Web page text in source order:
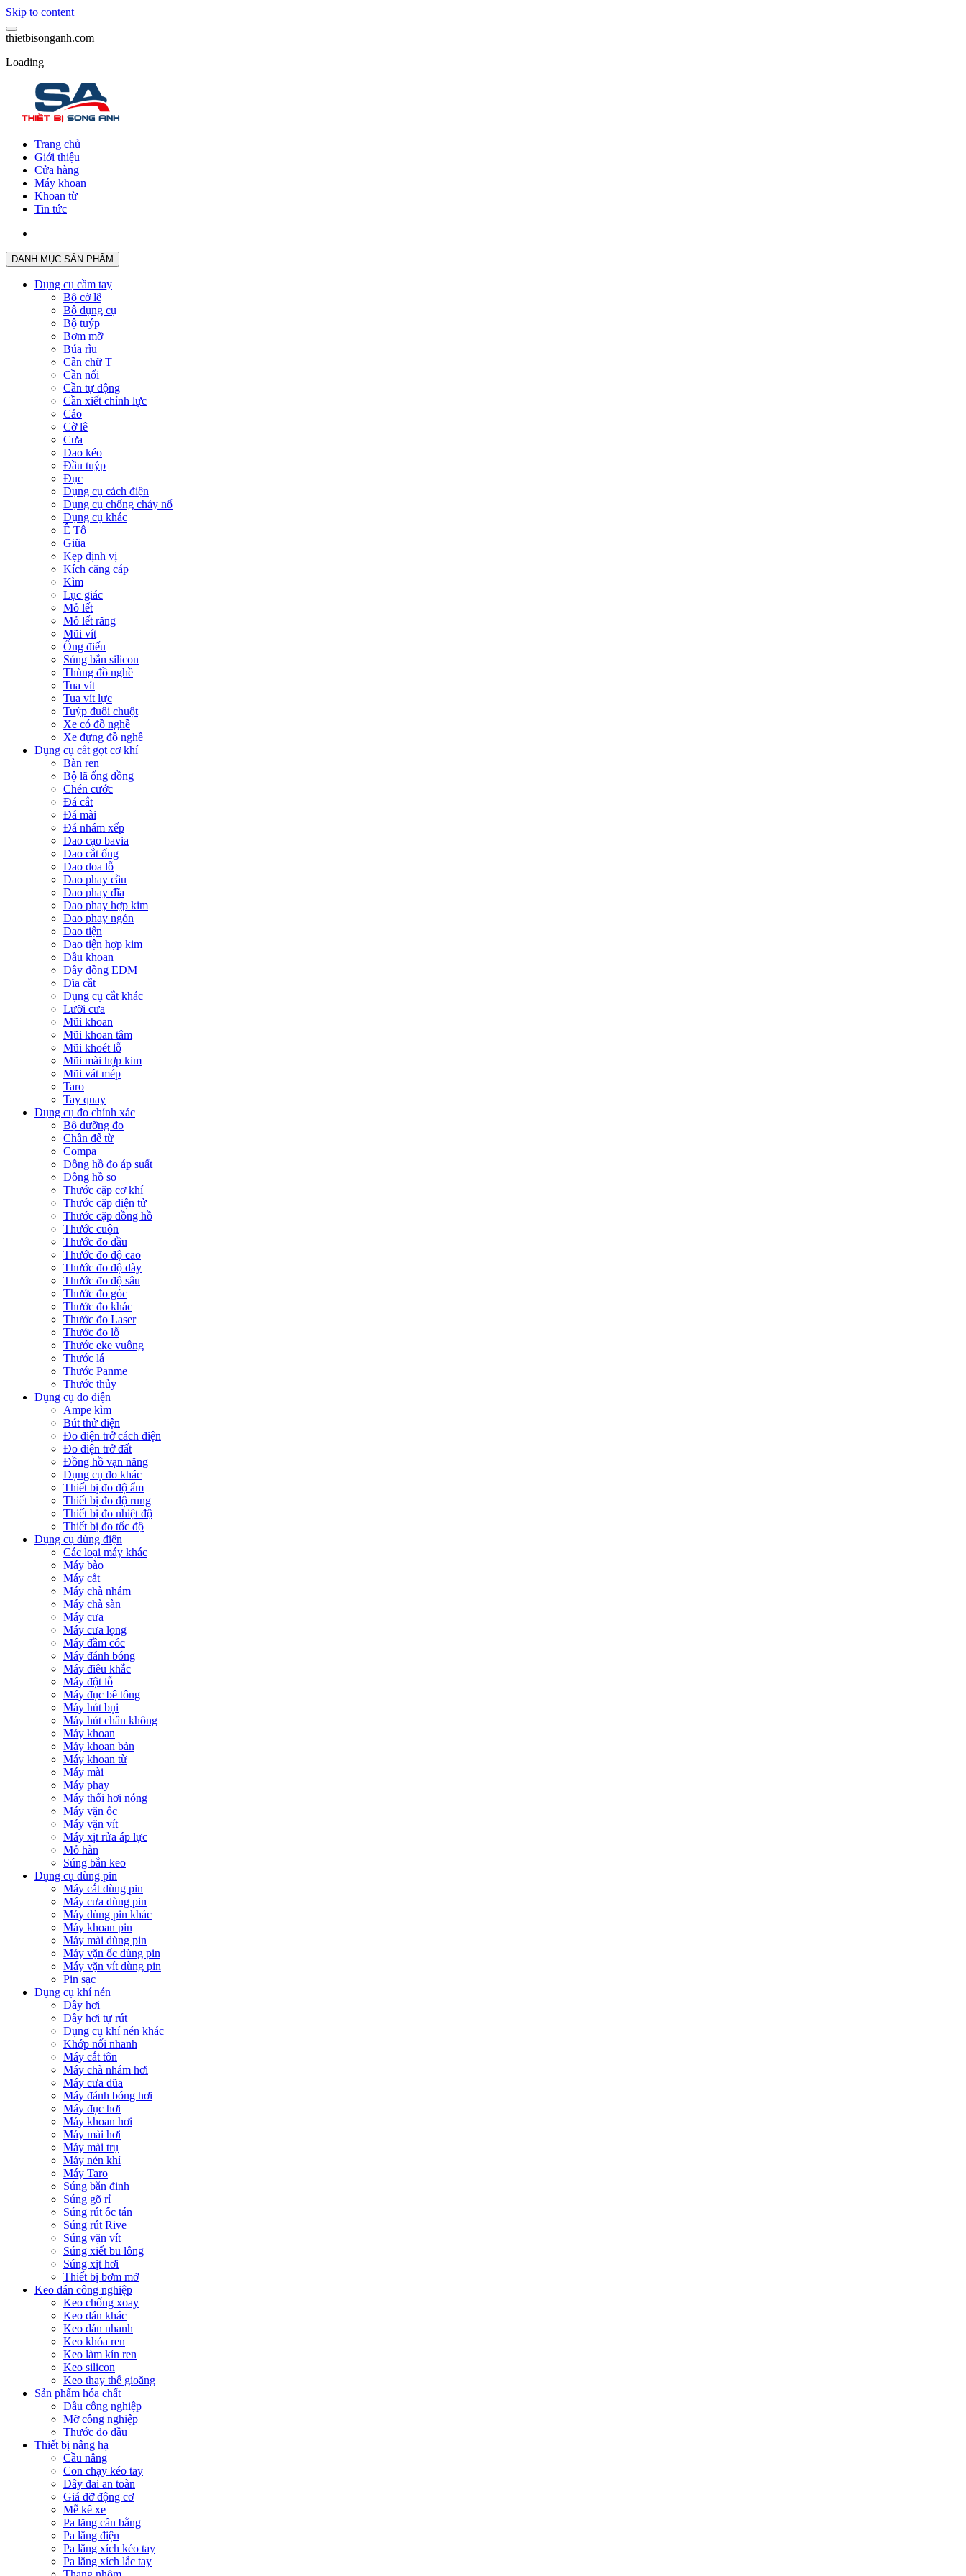
Skip to content
thietbisonganh.com
Loading
Trang chủ
Giới thiệu
Cửa hàng
Máy khoan
Khoan từ
Tin tức
DANH MỤC SẢN PHẨM
Dụng cụ cầm tay
Bộ cờ lê
Bộ dụng cụ
Bộ tuýp
Bơm mỡ
Búa rìu
Cần chữ T
Cần nối
Cần tự động
Cần xiết chỉnh lực
Cảo
Cờ lê
Cưa
Dao kéo
Đầu tuýp
Đục
Dụng cụ cách điện
Dụng cụ chống cháy nổ
Dụng cụ khác
Ê Tô
Giũa
Kẹp định vị
Kích căng cáp
Kìm
Lục giác
Mỏ lết
Mỏ lết răng
Mũi vít
Ống điếu
Súng bắn silicon
Thùng đồ nghề
Tua vít
Tua vít lực
Tuýp đuôi chuột
Xe có đồ nghề
Xe đựng đồ nghề
Dụng cụ cắt gọt cơ khí
Bàn ren
Bộ lã ống đồng
Chén cước
Đá cắt
Đá mài
Đá nhám xếp
Dao cạo bavia
Dao cắt ống
Dao doa lỗ
Dao phay cầu
Dao phay đĩa
Dao phay hợp kim
Dao phay ngón
Dao tiện
Dao tiện hợp kim
Đầu khoan
Dây đồng EDM
Đĩa cắt
Dụng cụ cắt khác
Lưỡi cưa
Mũi khoan
Mũi khoan tâm
Mũi khoét lỗ
Mũi mài hợp kim
Mũi vát mép
Taro
Tay quay
Dụng cụ đo chính xác
Bộ dưỡng đo
Chân đế từ
Compa
Đồng hồ đo áp suất
Đồng hồ so
Thước cặp cơ khí
Thước cặp điện tử
Thước cặp đồng hồ
Thước cuộn
Thước đo dầu
Thước đo độ cao
Thước đo độ dày
Thước đo độ sâu
Thước đo góc
Thước đo khác
Thước đo Laser
Thước đo lỗ
Thước eke vuông
Thước lá
Thước Panme
Thước thủy
Dụng cụ đo điện
Ampe kìm
Bút thử điện
Đo điện trở cách điện
Đo điện trở đất
Đồng hồ vạn năng
Dụng cụ đo khác
Thiết bị đo độ ẩm
Thiết bị đo độ rung
Thiết bị đo nhiệt độ
Thiết bị đo tốc độ
Dụng cụ dùng điện
Các loại máy khác
Máy bào
Máy cắt
Máy chà nhám
Máy chà sàn
Máy cưa
Máy cưa lọng
Máy đầm cóc
Máy đánh bóng
Máy điêu khắc
Máy đột lỗ
Máy đục bê tông
Máy hút bụi
Máy hút chân không
Máy khoan
Máy khoan bàn
Máy khoan từ
Máy mài
Máy phay
Máy thổi hơi nóng
Máy vặn ốc
Máy vặn vít
Máy xịt rửa áp lực
Mỏ hàn
Súng bắn keo
Dụng cụ dùng pin
Máy cắt dùng pin
Máy cưa dùng pin
Máy dùng pin khác
Máy khoan pin
Máy mài dùng pin
Máy vặn ốc dùng pin
Máy vặn vít dùng pin
Pin sạc
Dụng cụ khí nén
Dây hơi
Dây hơi tự rút
Dụng cụ khí nén khác
Khớp nối nhanh
Máy cắt tôn
Máy chà nhám hơi
Máy cưa dũa
Máy đánh bóng hơi
Máy đục hơi
Máy khoan hơi
Máy mài hơi
Máy mài trụ
Máy nén khí
Máy Taro
Súng bắn đinh
Súng gõ rỉ
Súng rút ốc tán
Súng rút Rive
Súng vặn vít
Súng xiết bu lông
Súng xịt hơi
Thiết bị bơm mỡ
Keo dán công nghiệp
Keo chống xoay
Keo dán khác
Keo dán nhanh
Keo khóa ren
Keo làm kín ren
Keo silicon
Keo thay thế gioăng
Sản phẩm hóa chất
Dầu công nghiệp
Mỡ công nghiệp
Thước đo dầu
Thiết bị nâng hạ
Cầu nâng
Con chạy kéo tay
Dây đai an toàn
Giá đỡ động cơ
Mễ kê xe
Pa lăng cân bằng
Pa lăng điện
Pa lăng xích kéo tay
Pa lăng xích lắc tay